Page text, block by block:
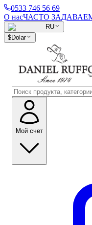
0533 746 56 69
О насЧАСТО
RU
$Dolar
Мой счет